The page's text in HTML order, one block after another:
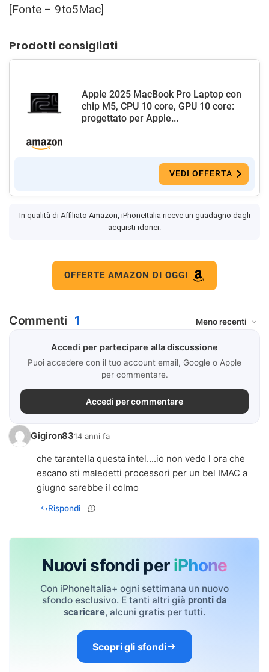
[Fonte – 9to5Mac]
Prodotti consigliati
Apple 2025 MacBook Pro Laptop con
chip M5, CPU 10 core, GPU 10 core:
progettato per Apple...
VEDI OFFERTA
In qualità di Affiliato Amazon, iPhoneItalia riceve un guadagno dagli
acquisti idonei.
OFFERTE AMAZON DI OGGI
Commenti 1
Accedi per partecipare alla discussione
Puoi accedere con il tuo account email, Google o Apple
per commentare.
Accedi per commentare
Gigiron8314 anni fa
che tarantella questa intel....io non vedo l ora che
escano sti maledetti processori per un bel IMAC a
giugno sarebbe il colmo
Rispondi
Nuovi sfondi per iPhone
Con iPhoneItalia+ ogni settimana un nuovo
sfondo esclusivo. E tanti altri già pronti da
scaricare, alcuni gratis per tutti.
Scopri gli sfondi